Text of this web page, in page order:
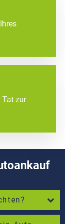
Tat zur